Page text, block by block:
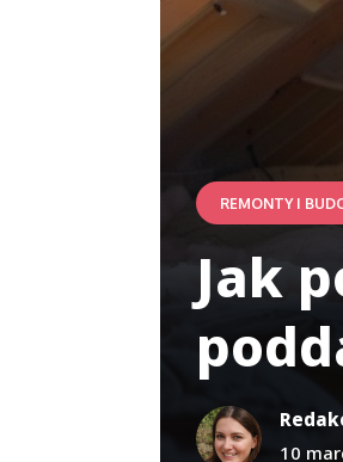
REMONTY I
Jak
10